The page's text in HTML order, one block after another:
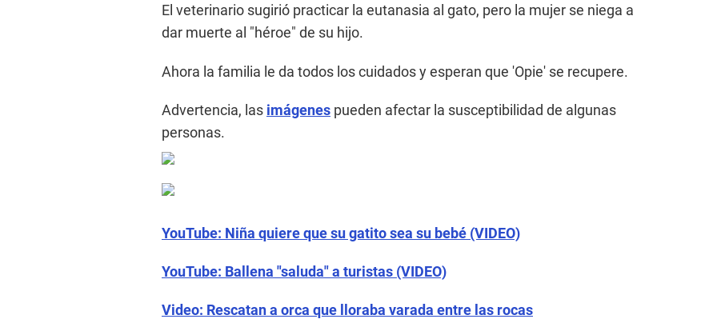
El veterinario sugirió practicar la eutanasia al gato, pero la mujer se niega a
dar muerte al "héroe" de su hijo.
Ahora la familia le da todos los cuidados y esperan que 'Opie' se recupere.
Advertencia, las imágenes pueden afectar la susceptibilidad de algunas
personas.
YouTube: Niña quiere que su gatito sea su bebé (VIDEO)
YouTube: Ballena "saluda" a turistas (VIDEO)
Video: Rescatan a orca que lloraba varada entre las rocas